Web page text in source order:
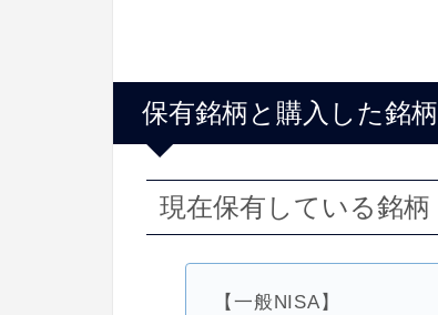
保有銘柄と購入した銘柄
現在保有している銘柄
【一般NISA】